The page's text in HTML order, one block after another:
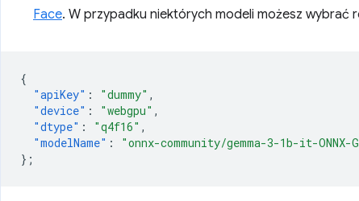
Face. W przypadku niektórych modeli możesz wybrać
{
"apiKey" : "dummy" ,
"device" : "webgpu" ,
"dtype" : "q4f16" ,
"modelName" :
"onnx-community/gemma-3-1b-it-ONNX-
} ;